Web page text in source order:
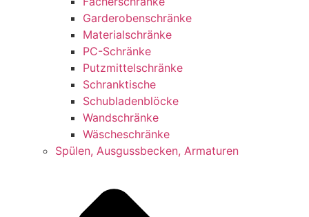
Garderobenschränke
Materialschränke
PC-Schränke
Putzmittelschränke
Schranktische
Schubladenblöcke
Wandschränke
Wäscheschränke
Spülen, Ausgussbecken, Armaturen